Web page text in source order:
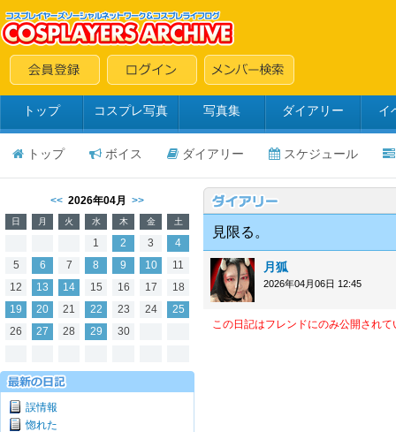
トップ コスプレ写真 写真集 ダイアリー イ
トップ ボイス ダイアリー スケジュール
<< 2026年04月 >>
日 月 火 水 木 金 土
1 2 3
4
5
6 7 8 9 10
11
12
13 14 15 16 17
18
19
20 21 22 23 24
25
26
27 28 29 30
誤情報
惚れた
見限る。
月狐
2026年04月06日 12:45
この日記はフレンドにのみ公開されて